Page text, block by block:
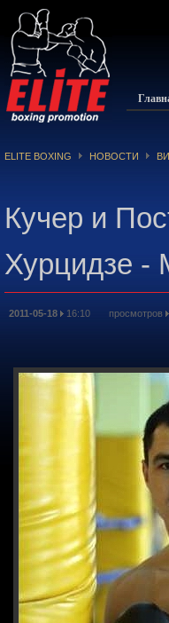
ELITE BOXING НОВОСТИ
Кучер и
Хурцидзе -
2011-05-18 16:10 просмотров